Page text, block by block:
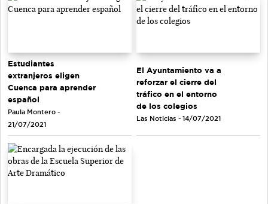
Estudiantes
extranjeros eligen
Cuenca para aprender
español
Paula Montero -
21/07/2021
El Ayuntamiento va a
reforzar el cierre del
tráfico en el entorno
de los colegios
Las Noticias - 14/07/2021